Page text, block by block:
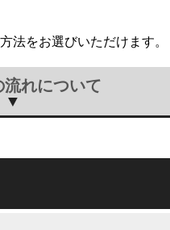
法をお選びいただけます。
れについて